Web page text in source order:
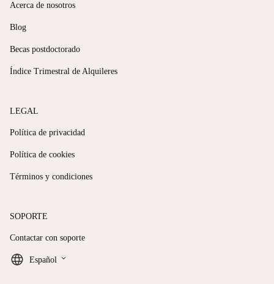
Acerca de nosotros
Blog
Becas postdoctorado
Índice Trimestral de Alquileres
LEGAL
Política de privacidad
Política de cookies
Términos y condiciones
SOPORTE
Contactar con soporte
Español keyboard_arrow_down